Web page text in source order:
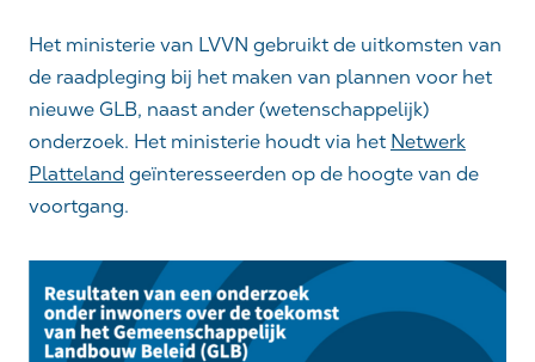
Het ministerie van LVVN gebruikt de uitkomsten van
de raadpleging bij het maken van plannen voor het
nieuwe GLB, naast ander (wetenschappelijk)
onderzoek. Het ministerie houdt via het Netwerk
Platteland geïnteresseerden op de hoogte van de
voortgang.